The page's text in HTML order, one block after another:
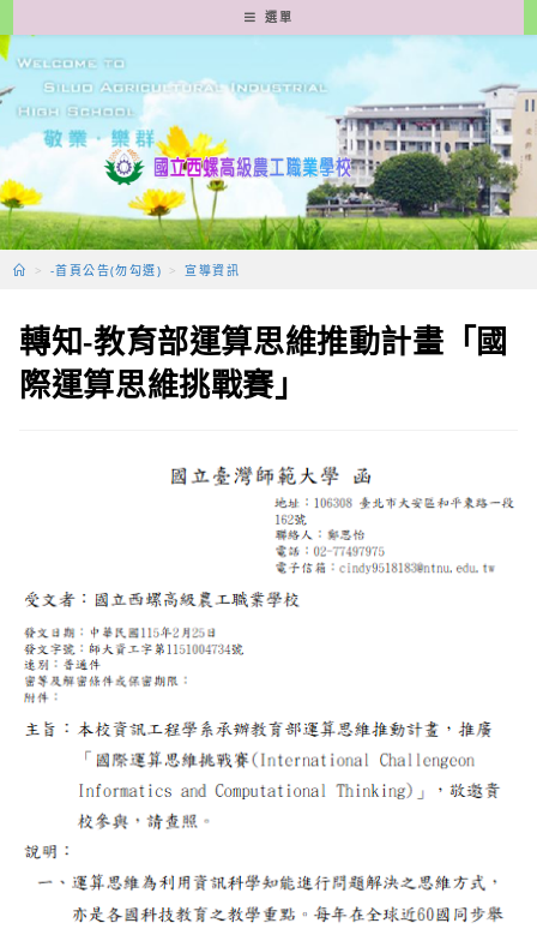
轉
至
要
容
選單
> -首頁公告(勿勾選) > 宣導資訊
轉知-教育部運算思維推動計畫「國
際運算思維挑戰賽」